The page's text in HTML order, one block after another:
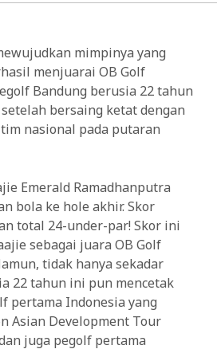
mimpinya yang
menjuarai OB Golf
Bandung berusia 22 tahun
bersaing ketat dengan
nasional pada putaran
Emerald Ramadhanputra
bola ke hole akhir. Skor
total 24-under-par! Skor ini
sebagai juara OB Golf
tidak hanya sekadar
22 tahun ini pun mencetak
pertama Indonesia yang
Asian Development Tour
juga pegolf pertama